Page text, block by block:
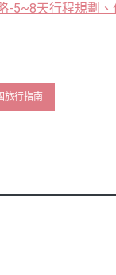
-5~8天行程規劃
旅行指南